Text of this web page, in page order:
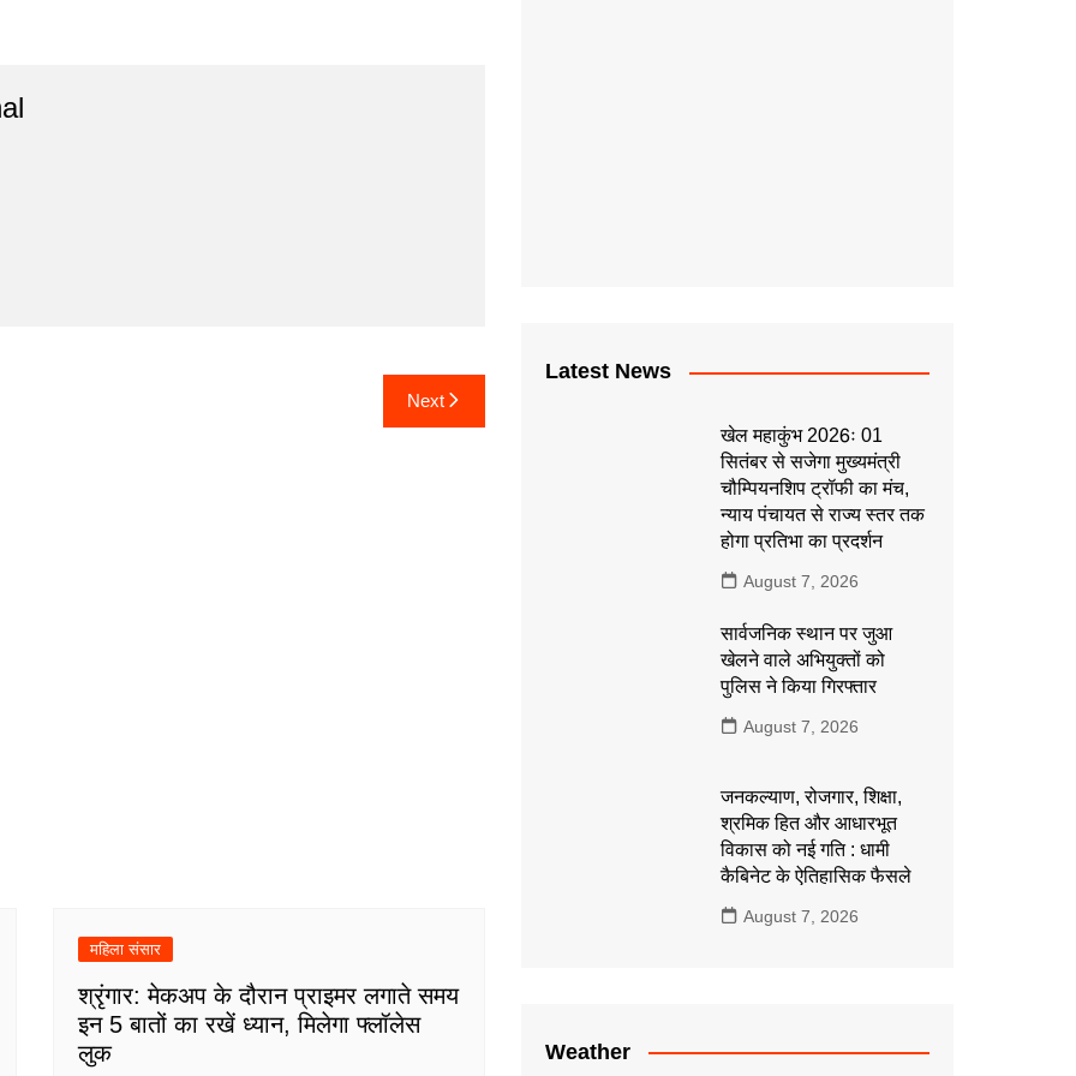
Next
महिला संसार
श्रृंगार: मेकअप के दौरान प्राइमर लगाते समय
इन 5 बातों का रखें ध्यान, मिलेगा फ्लॉलेस
लुक
Latest News
खेल महाकुंभ 2026ः 01
सितंबर से सजेगा मुख्यमंत्री
चौम्पियनशिप ट्रॉफी का मंच,
न्याय पंचायत से राज्य स्तर तक
होगा प्रतिभा का प्रदर्शन
August 7, 2026
सार्वजनिक स्थान पर जुआ
खेलने वाले अभियुक्तों को
पुलिस ने किया गिरफ्तार
August 7, 2026
जनकल्याण, रोजगार, शिक्षा,
श्रमिक हित और आधारभूत
विकास को नई गति : धामी
कैबिनेट के ऐतिहासिक फैसले
August 7, 2026
Weather